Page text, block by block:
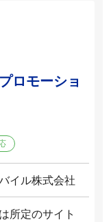
ロモーショ
イル株式会社
所定のサイト